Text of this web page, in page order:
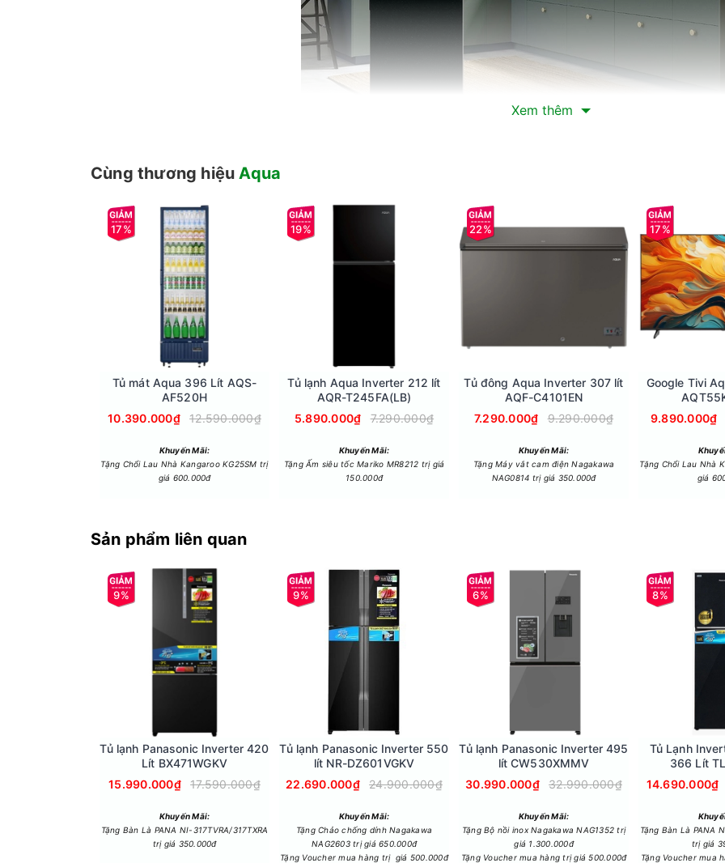
vỉ đá ở mọi vị trí mà bạn muốn.
Ngăn lạnh có dung tích 134 lít, gồm có kệ chia làm các ngăn và hộc đựng rau củ quả. Ngoài ra, cánh cửa tủ còn
đặt đồ hộp và các loại đồ uống.
Công nghệ tiết kiệm điện
Tủ lạnh Aqua 189 lít này sử dụng công nghệ Twin Inverter, kết hợp máy nén Inverter và quạt Inverter để duy trì
thời còn mang lại hiệu quả tiết kiệm điện và vận hành êm ái hơn.
Xem thêm
Cùng thương hiệuAqua
17%
Tủ mát Aqua 396 Lít AQS-
AF520H
10.390.000₫
12.590.000₫
Khuyến Mãi:
Tặng Chổi Lau Nhà Kangaroo KG25SM trị
giá 600.000đ
19%
Tủ lạnh Aqua Inverter 212 lít
AQR-T245FA(LB)
5.890.000₫
7.290.000₫
Khuyến Mãi:
Tặng Ấm siêu tốc Mariko MR8212 trị giá
150.000đ
22%
Tủ đông Aqua Inverter 307 lít
AQF-C4101EN
7.290.000₫
9.290.000₫
Khuyến Mãi:
Tặng Máy vắt cam điện Nagakawa
NAG0814 trị giá 350.000đ
17%
Google Tivi
9.890.000₫
Tặng Chổi Lau Nhà
giá
Sản phẩm liên quan
9%
Tủ lạnh Panasonic Inverter 420
Lít BX471WGKV
15.990.000₫
17.590.000₫
Khuyến Mãi:
Tặng Bàn Là PANA NI-317TVRA/317TXRA
trị giá 350.000đ
9%
Tủ lạnh Panasonic Inverter 550
lít NR-DZ601VGKV
22.690.000₫
24.900.000₫
Khuyến Mãi:
Tặng Chảo chống dính Nagakawa
NAG2603 trị giá 650.000đ
Tặng Voucher mua hàng trị giá 500.000đ
6%
Tủ lạnh Panasonic Inverter 495
lít CW530XMMV
30.990.000₫
32.990.000₫
Khuyến Mãi:
Tặng Bộ nồi inox Nagakawa NAG1352 trị
giá 1.300.000đ
Tặng Voucher mua hàng trị giá 500.000đ
8%
Tủ Lạnh
366 Lít
14.690.000₫
Tặng Bàn Là PANA
trị giá
Tặng Voucher mua